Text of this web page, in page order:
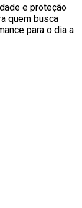
e proteção
quem busca
para o dia a